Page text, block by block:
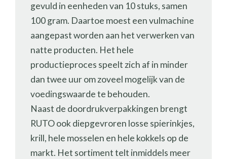
gevuld in eenheden van 10 stuks, samen
100 gram. Daartoe moest een vulmachine
aangepast worden aan het verwerken van
natte producten. Het hele
productieproces speelt zich af in minder
dan twee uur om zoveel mogelijk van de
voedingswaarde te behouden.
Naast de doordrukverpakkingen brengt
RUTO ook diepgevroren losse spierinkjes,
krill, hele mosselen en hele kokkels op de
markt. Het sortiment telt inmiddels meer